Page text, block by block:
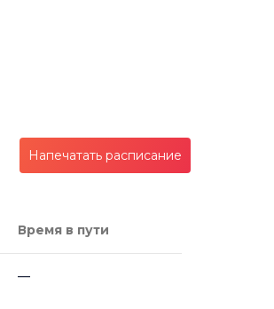
Напечатать расписание
Время в пути
—